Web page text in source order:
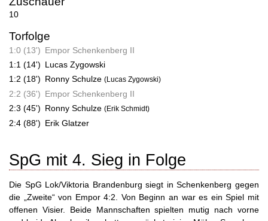
10
Torfolge
1:0 (13') Empor Schenkenberg II
1:1 (14') Lucas Zygowski
1:2 (18') Ronny Schulze (Lucas Zygowski)
2:2 (36') Empor Schenkenberg II
2:3 (45') Ronny Schulze (Erik Schmidt)
2:4 (88') Erik Glatzer
SpG mit 4. Sieg in Folge
Die SpG Lok/Viktoria Brandenburg siegt in Schenkenberg gegen
die „Zweite“ von Empor 4:2. Von Beginn an war es ein Spiel mit
offenen Visier. Beide Mannschaften spielten mutig nach vorne